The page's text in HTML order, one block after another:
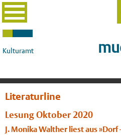
Kulturamt
Literaturline
Lesung Oktober 2020
J. Monika Walther liest aus